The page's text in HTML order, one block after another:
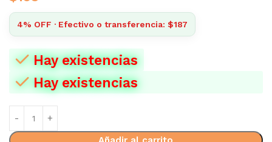
4% OFF · Efectivo o transferencia: $187
Hay existencias
Hay existencias